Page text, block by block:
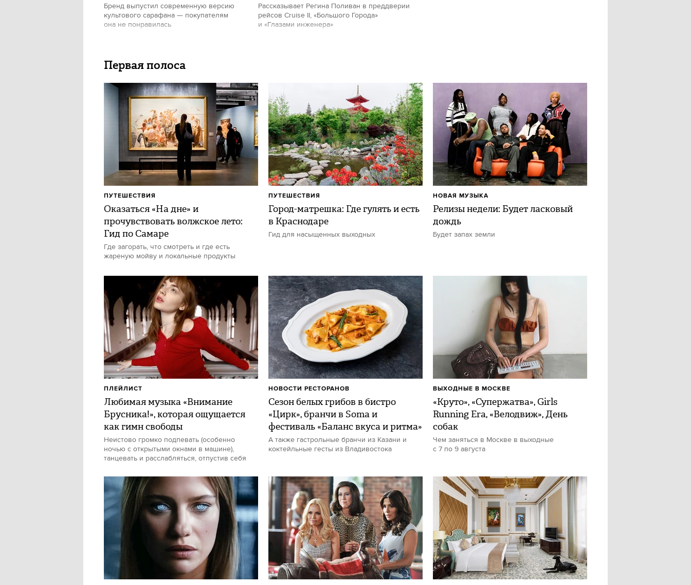
Бренд выпустил современную версию
культового сарафана — покупателям
она не понравилась
Рассказывает Регина Поливан в преддверии
рейсов Cruise II, «Большого Города»
и «Глазами инженера»
Первая полоса
Оказаться «На дне» и
прочувствовать волжское лето:
Гид по Самаре
Где загорать, что смотреть и где есть
жареную мойву и локальные продукты
ПУТЕШЕСТВИЯ
Город-матрешка: Где гулять и есть
в Краснодаре
Гид для насыщенных выходных
ПУТЕШЕСТВИЯ
Релизы недели: Будет ласковый
дождь
Будет запах земли
НОВАЯ МУЗЫКА
Любимая музыка «Внимание
Брусника!», которая ощущается
как гимн свободы
Неистово громко подпевать (особенно
ночью с открытыми окнами в машине),
танцевать и расслабляться, отпустив себя
ПЛЕЙЛИСТ
Сезон белых грибов в бистро
«Цирк», бранчи в Soma и
фестиваль «Баланс вкуса и ритма»
А также гастрольные бранчи из Казани и
коктейльные гесты из Владивостока
НОВОСТИ РЕСТОРАНОВ
«Круто», «Супержатва», Girls
Running Era, «Велодвиж», День
собак
Чем заняться в Москве в выходные
с 7 по 9 августа
ВЫХОДНЫЕ В МОСКВЕ